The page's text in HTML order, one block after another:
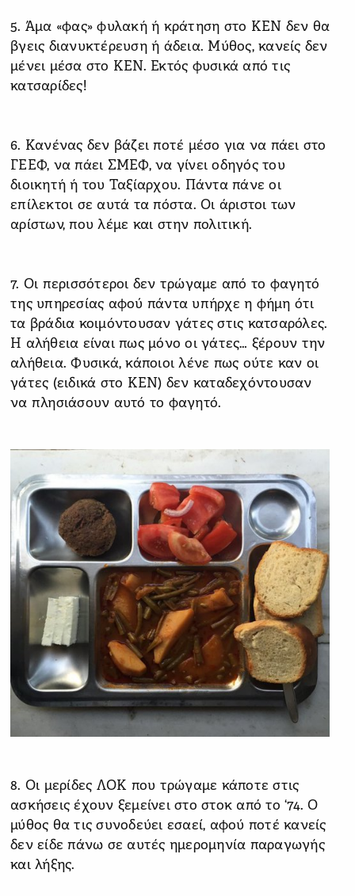
5. Άμα «φας» φυλακή ή κράτηση στο ΚΕΝ δεν θα
βγεις διανυκτέρευση ή άδεια. Μύθος, κανείς δεν
μένει μέσα στο ΚΕΝ. Εκτός φυσικά από τις
κατσαρίδες!
6. Κανένας δεν βάζει ποτέ μέσο για να πάει στο
ΓΕΕΦ, να πάει ΣΜΕΦ, να γίνει οδηγός του
διοικητή ή του Ταξίαρχου. Πάντα πάνε οι
επίλεκτοι σε αυτά τα πόστα. Οι άριστοι των
αρίστων, που λέμε και στην πολιτική.
7. Οι περισσότεροι δεν τρώγαμε από το φαγητό
της υπηρεσίας αφού πάντα υπήρχε η φήμη ότι
τα βράδια κοιμόντουσαν γάτες στις κατσαρόλες.
Η αλήθεια είναι πως μόνο οι γάτες… ξέρουν την
αλήθεια. Φυσικά, κάποιοι λένε πως ούτε καν οι
γάτες (ειδικά στο ΚΕΝ) δεν καταδεχόντουσαν
να πλησιάσουν αυτό το φαγητό.
8. Οι μερίδες ΛΟΚ που τρώγαμε κάποτε στις
ασκήσεις έχουν ξεμείνει στο στοκ από το ‘74. Ο
μύθος θα τις συνοδεύει εσαεί, αφού ποτέ κανείς
δεν είδε πάνω σε αυτές ημερομηνία παραγωγής
και λήξης.